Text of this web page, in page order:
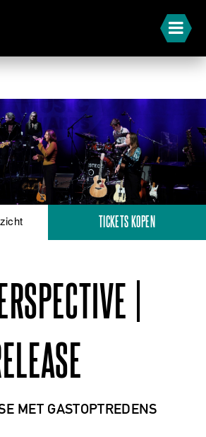
TICKETS KOPEN
|
MET GASTOPTREDENS